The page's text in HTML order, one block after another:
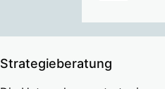
Strategieberatung